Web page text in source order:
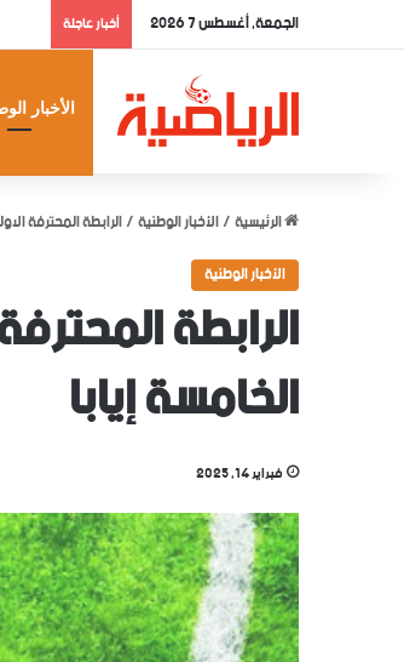
الجمعة, أغسطس 7 2026 أخبار عاجلة
الأخبار
الرئيسية/الأخبار الوطنية/الرابطة المحترفة
الأخبار الوطنية
الرابطة
الخامسة إيابا
فبراير 14, 2025